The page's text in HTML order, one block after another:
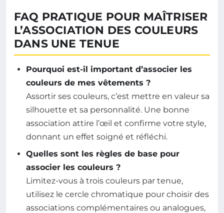
FAQ PRATIQUE POUR MAÎTRISER
L’ASSOCIATION DES COULEURS
DANS UNE TENUE
Pourquoi est-il important d’associer les
couleurs de mes vêtements ?
Assortir ses couleurs, c’est mettre en valeur sa
silhouette et sa personnalité. Une bonne
association attire l’œil et confirme votre style,
donnant un effet soigné et réfléchi.
Quelles sont les règles de base pour
associer les couleurs ?
Limitez-vous à trois couleurs par tenue,
utilisez le cercle chromatique pour choisir des
associations complémentaires ou analogues,